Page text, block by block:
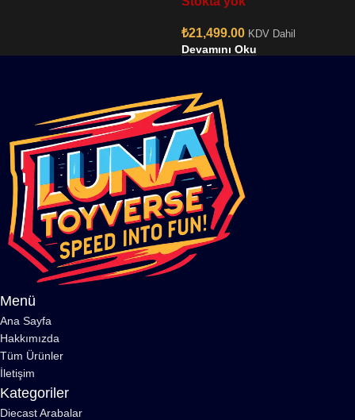
₺21,499.00 KDV Dahil
Devamını Oku
Menü
Ana Sayfa
Hakkımızda
Tüm Ürünler
İletişim
Kategoriler
Diecast Arabalar